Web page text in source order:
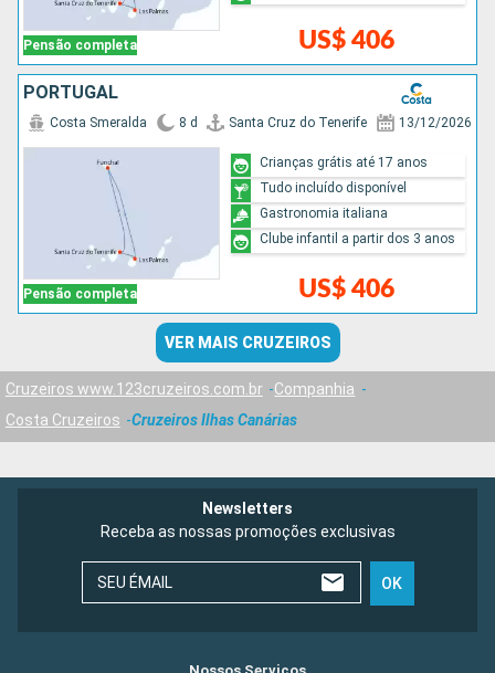
Pensão completa US$ 406
PORTUGAL
Pensão completa
Costa Smeralda 8 d Santa Cruz do Tenerife 13/12/2026
US$ 406
Crianças grátis até 17 anos
Tudo incluído disponível
Gastronomia italiana
Clube infantil a partir dos 3 anos
VER MAIS CRUZEIROS
Cruzeiros www.123cruzeiros.com.br
Companhia
Costa Cruzeiros
Cruzeiros Ilhas Canárias
Newsletters
Receba as nossas promoções exclusivas
SEU ÉMAIL OK